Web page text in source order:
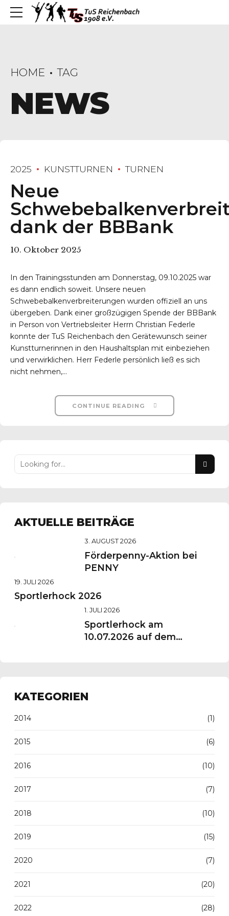
HOME TAG
NEWS
2025 KUNSTTURNEN TURNEN
Neue
dank der BBBank
10. Oktober 2025
In den Trainingsstunden am Donnerstag, 09.10.2025 war
es dann endlich soweit. Unsere neuen
Schwebebalkenverbreiterungen wurden offiziell an uns
übergeben. Dank einer großzügigen Spende der BBBank
in Person von Vertriebsleiter Herrn Christian Federle
konnte der TuS Reichenbach den Gerätewunsch seiner
Kunstturnerinnen in den Haushaltsplan mit einbeziehen
und verwirklichen. Herr Federle persönlich ließ es sich
nicht nehmen,...
CONTINUE READING
AKTUELLE BEITRÄGE
3. AUGUST 2026
Förderpenny-Aktion bei
PENNY
19. JULI 2026
Sportlerhock 2026
1. JULI 2026
Sportlerhock am
10.07.2026 auf dem
KATEGORIEN
2014 (1)
2015 (6)
2016 (10)
2017 (7)
2018 (10)
2019 (15)
2020 (7)
2021 (20)
2022 (28)